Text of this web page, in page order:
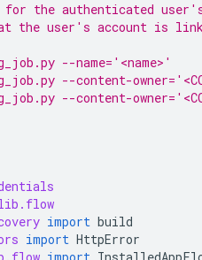
the authenticated
the user's account is
--name='<name>'
--content-
--content-
import build
import HttpError